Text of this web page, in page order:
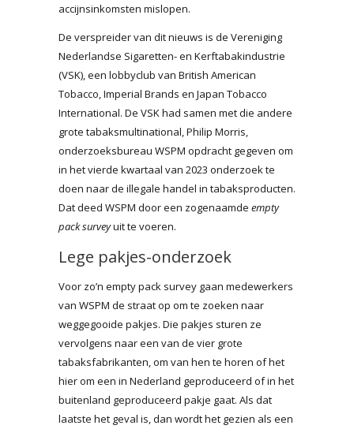
accijnsinkomsten mislopen.
De verspreider van dit nieuws is de Vereniging
Nederlandse Sigaretten- en Kerftabakindustrie
(VSK), een lobbyclub van British American
Tobacco, Imperial Brands en Japan Tobacco
International. De VSK had samen met die andere
grote tabaksmultinational, Philip Morris,
onderzoeksbureau WSPM opdracht gegeven om
in het vierde kwartaal van 2023 onderzoek te
doen naar de illegale handel in tabaksproducten.
Dat deed WSPM door een zogenaamde empty
pack surveyuit te voeren.
Lege pakjes-onderzoek
Voor zo’n empty pack survey gaan medewerkers
van WSPM de straat op om te zoeken naar
weggegooide pakjes. Die pakjes sturen ze
vervolgens naar een van de vier grote
tabaksfabrikanten, om van hen te horen of het
hier om een in Nederland geproduceerd of in het
buitenland geproduceerd pakje gaat. Als dat
laatste het geval is, dan wordt het gezien als een